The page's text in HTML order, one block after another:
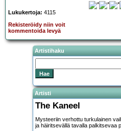
Lukukertoja: 4115
Rekisteröidy niin voit
kommentoida levyä
Artistihaku
Artisti
The Kaneel
Mysteeriin verhottu turkulainen
ja häiritsevällä tavalla palkitsevaa